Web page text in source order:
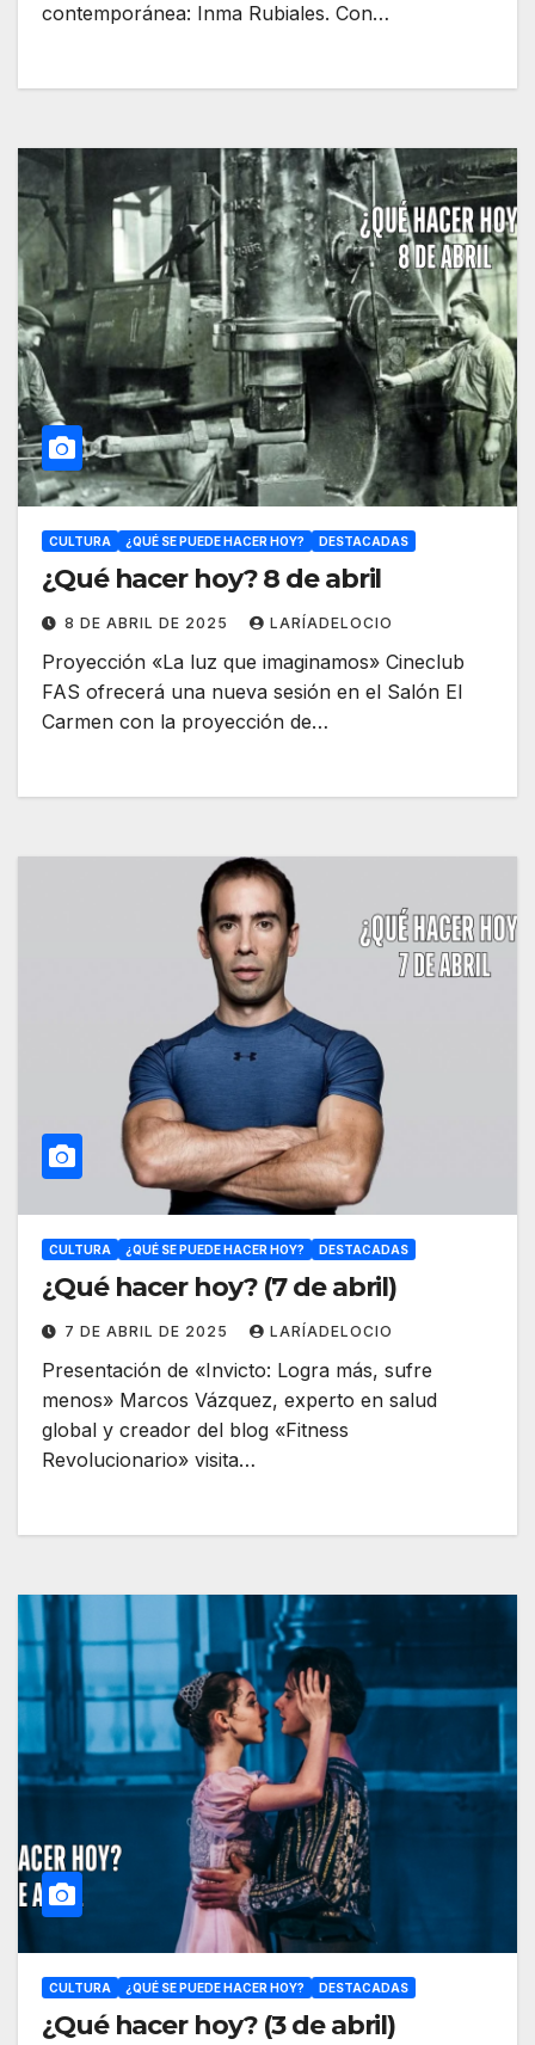
contemporánea: Inma Rubiales. Con…
CULTURA ¿QUÉ SE PUEDE HACER HOY? DESTACADAS
¿Qué hacer hoy? 8 de abril
8 DE ABRIL DE 2025 LARÍADELOCIO
Proyección «La luz que imaginamos» Cineclub
FAS ofrecerá una nueva sesión en el Salón El
Carmen con la proyección de…
CULTURA ¿QUÉ SE PUEDE HACER HOY? DESTACADAS
¿Qué hacer hoy? (7 de abril)
7 DE ABRIL DE 2025 LARÍADELOCIO
Presentación de «Invicto: Logra más, sufre
menos» Marcos Vázquez, experto en salud
global y creador del blog «Fitness
Revolucionario» visita…
CULTURA ¿QUÉ SE PUEDE HACER HOY? DESTACADAS
¿Qué hacer hoy? (3 de abril)